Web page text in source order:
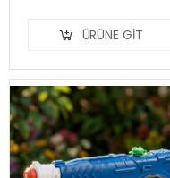
ÜRÜNE GIT